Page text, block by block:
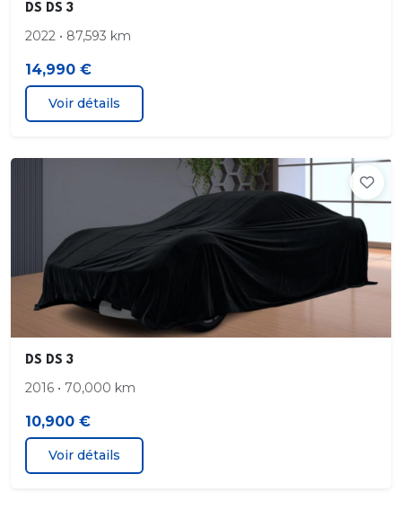
DS DS 3
2022 • 87,593 km
14,990 €
Voir détails
DS DS 3
2016 • 70,000 km
10,900 €
Voir détails